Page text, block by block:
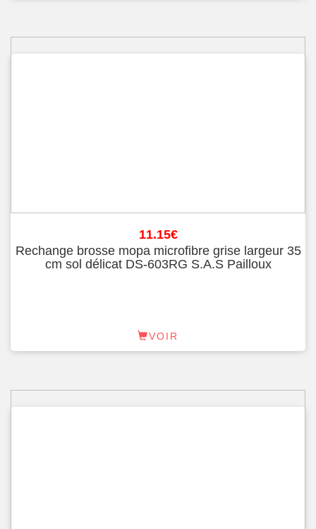
11.15€
Rechange brosse mopa microfibre grise largeur 35
cm sol délicat DS-603RG S.A.S Pailloux
VOIR